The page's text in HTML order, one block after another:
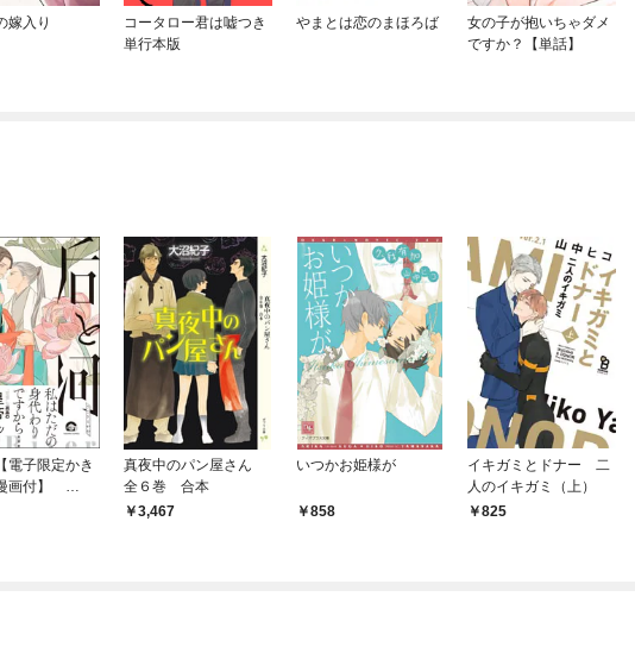
嫁入り
コータロー君は嘘つき
単行本版
やまとは恋のまほろば
女の子が抱いちゃダメ
ですか？【単話】
電子限定かき
画付】
真夜中のパン屋さん
全６巻 合本
3,467
いつかお姫様が
858
イキガミとドナー 二
人のイキガミ（上）
825